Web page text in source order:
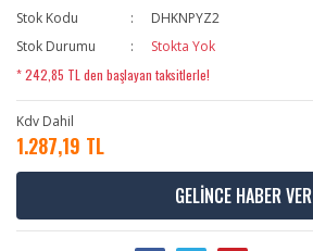
Stok Kodu
DHKNPYZ2
Stok Durumu
Stokta Yok
* 242,85 TL den başlayan taksitlerle!
Kdv Dahil
1.287,19 TL
GELİNCE HABER VER